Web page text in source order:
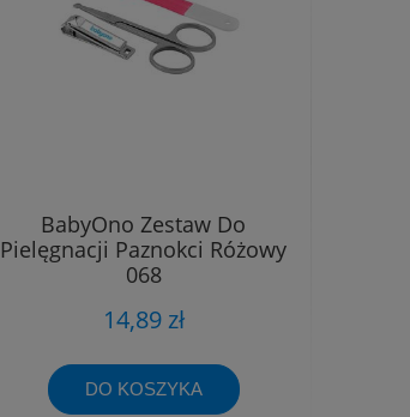
BabyOno Zestaw Do
Pielęgnacji Paznokci Różowy
068
14,89 zł
DO KOSZYKA